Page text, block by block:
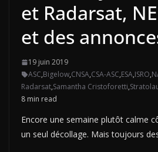
et Radarsat,
et des
19 juin 2019
ASC,Bigelow,CNSA,CSA-ASC,ESA,ISRO,
Radarsat,Samantha Cristoforetti,
8 min read
Encore une semaine plutôt calme
un seul décollage. Mais toujours